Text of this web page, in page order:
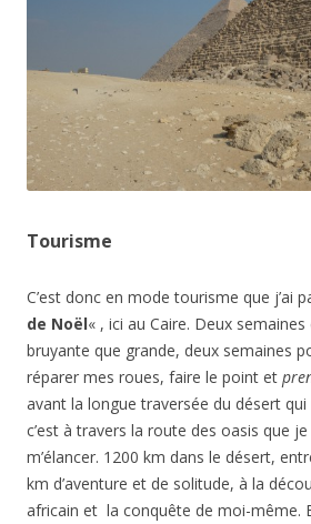
Tourisme
C’est donc en mode tourisme que j’ai
de Noël« , ici au Caire. Deux
bruyante que grande, deux semaines
réparer mes roues, faire le point et
avant la longue traversée du désert qui
c’est à travers la route des oasis que je
m’élancer. 1200 km dans le désert,
km d’aventure et de solitude, à la
africain et la conquête de moi-même.